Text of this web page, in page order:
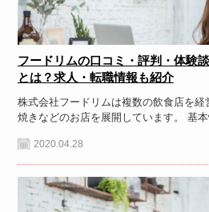
フードリムの口コミ・評判・体験
とは？求人・転職情報も紹介
株式会社フードリムは複数の飲食店を
焼きなどのお店を展開しています。 基
2020.04.28